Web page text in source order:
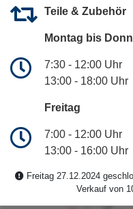
Teile & Zubehör
Montag bis
7:30 - 12:00 Uhr
13:00 - 18:00 Uhr
Freitag
7:00 - 12:00 Uhr
13:00 - 16:00 Uhr
Freitag 27.12.2024
Verkauf von